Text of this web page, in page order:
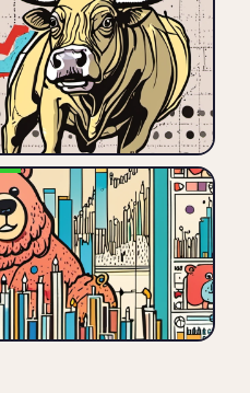
Tagesanalyse 17. Juni 2026:
Aktuelle Kursbewegungen,
Konjunkturdaten und was sie
für dein Depot bedeuten.
🏷️ Tagesanalyse
🏷️ DAX
🏷️ Markt
🏷️ Daily
Tagesanalyse 18. Juni 2026:
Die wichtigsten
Marktereignisse des Tages
kompakt zusammengefasst.
🏷️ Tagesanalyse
🏷️ DAX
🏷️ Daily